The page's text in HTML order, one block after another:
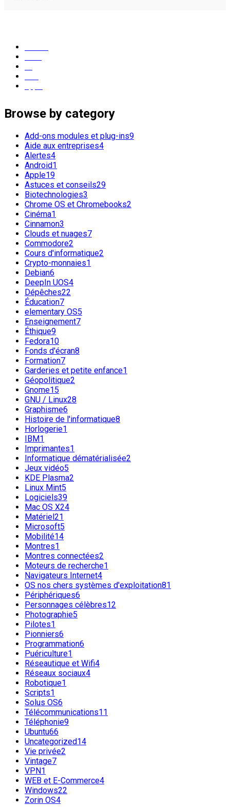
Browse by category
Add-ons modules et plug-ins9
Aide aux entreprises4
Alertes4
Android1
Apple19
Astuces et conseils29
Biotechnologies3
Chrome OS et Chromebooks2
Cinéma1
Cinnamon3
Clouds et nuages7
Commodore2
Cours d'informatique2
Crypto-monnaies1
Debian6
DeepIn UOS4
Dépêches22
Éducation7
elementary OS5
Enseignement7
Éthique9
Fedora10
Fonds d'écran8
Formation7
Garderies et petite enfance1
Géopolitique2
Gnome15
GNU / Linux28
Graphisme6
Histoire de l'informatique8
Horlogerie1
IBM1
Imprimantes1
Informatique dématérialisée2
Jeux vidéo5
KDE Plasma2
Linux Mint5
Logiciels39
Mac OS X24
Matériel21
Microsoft5
Mobilité14
Montres1
Montres connectées2
Moteurs de recherche1
Navigateurs Internet4
OS nos chers systèmes d'exploitation81
Périphériques6
Personnages célèbres12
Photographie5
Pilotes1
Pionniers6
Programmation6
Puériculture1
Réseautique et Wifi4
Réseaux sociaux4
Robotique1
Scripts1
Solus OS6
Télécommunications11
Téléphonie9
Ubuntu66
Uncategorized14
Vie privée2
Vintage7
VPN1
WEB et E-Commerce4
Windows22
Zorin OS4